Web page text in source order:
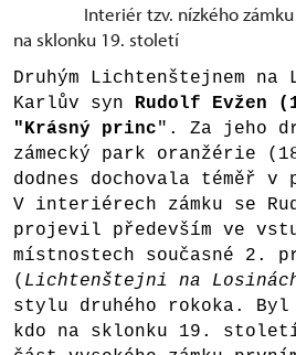
Interiér tzv. nízkého zámku
na sklonku 19. století
Druhým Lichtenštejnem na
Karlův syn Rudolf Evžen
"Krásný princ". Za jeho
zámecký park oranžérie
dodnes dochovala téměř v
V interiérech zámku se
projevil především ve
místnostech současné 2.
( Lichtenštejni na
stylu druhého rokoka.
kdo na sklonku 19.